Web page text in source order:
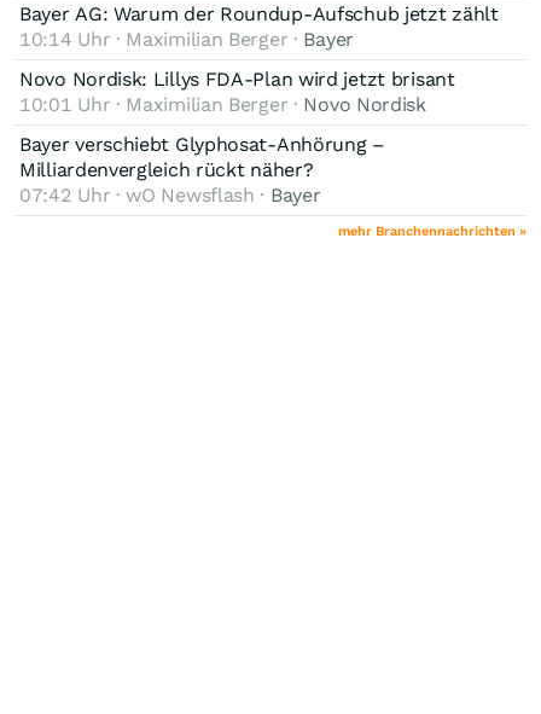
Bayer AG: Warum der Roundup-Aufschub jetzt zählt
10:14 Uhr · Maximilian Berger · Bayer
Novo Nordisk: Lillys FDA-Plan wird jetzt brisant
10:01 Uhr · Maximilian Berger · Novo Nordisk
Bayer verschiebt Glyphosat-Anhörung –
Milliardenvergleich rückt näher?
07:42 Uhr · wO Newsflash · Bayer
mehr Branchennachrichten »